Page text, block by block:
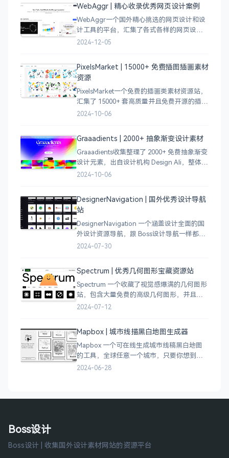
WebAggr | 精心收录优秀网页设计案例
WebAggr一个国外精心挑选的网页设计和设
计工具的平台，汇集了各式各样的网页设计
案例，涵盖个人博客、时尚、设计、机构、
计，应
2024-12-05
PixelsMarket | 15000+ 免费插图插画素材
资源
PixelsMarket一个免费的插画类素材资源站，
汇集了 15000+ 套高质量并且免费开源的插图
插画和图标资源。
2024-10-06
Graaadients | 2000+ 抽象渐变设计素材
Graaadients收集整理了 2000+ 免费抽象渐变
设计元素，出自设计机构 Design Ali，整体渐
变色比较鲜艳，更像是 AI 生成的元素，需要
2024-10-06
DesignerNavigation | 国外优秀设计导航
站
DesignerNavigation 一个涵盖设计全面的国
外设计资源导航，跟 Boss设计导航一样都是
分门别类的划分设计灵感、资讯、UI 资源、
2024-07-30
Spectrum | 优秀几何图形宝藏资源站
Spectrum 一个收藏了视觉感爆满的几何图形
站，包含大量免费的高级几何图形，并且每
周都会更新 100 个几何图案，不断的完善能
2024-07-12
Mapbox | 城市线描黑白地图生成器
Mapbox 一个可在线生成城市线稿黑白地图
的工具，全球任意一个城市，只要你想到的
城市，直接搜索城市名称，自动生成该城市
2024-06-28
Boss设计
Boss设计 | 收集国外设计素材网站的资源平台